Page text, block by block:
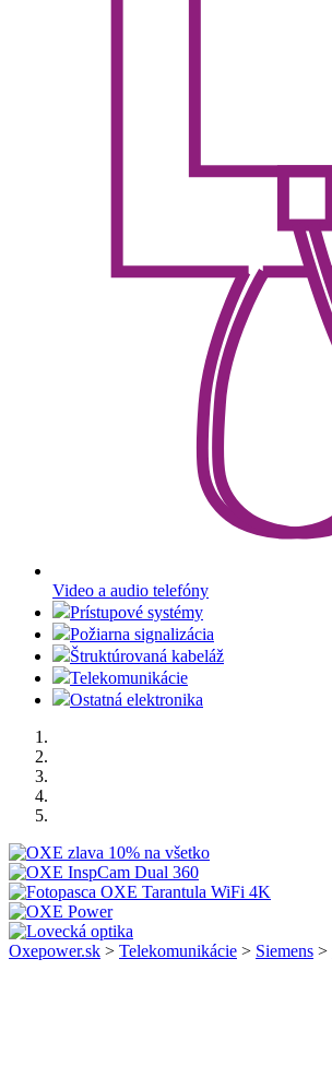
Video a audio telefóny
Prístupové systémy
Požiarna signalizácia
Štruktúrovaná kabeláž
Telekomunikácie
Ostatná elektronika
Oxepower.sk > Telekomunikácie > Siemens >